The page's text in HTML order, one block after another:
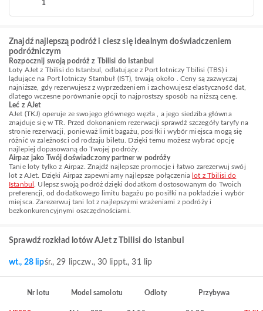
1
Znajdź najlepszą podróż i ciesz się idealnym doświadczeniem
podróżniczym
Rozpocznij swoją podróż z Tbilisi do Istanbul
Loty AJet z Tbilisi do Istanbul, odlatujące z Port lotniczy Tbilisi (TBS) i
lądujące na Port lotniczy Stambuł (IST), trwają około . Ceny są zazwyczaj
najniższe, gdy rezerwujesz z wyprzedzeniem i zachowujesz elastyczność dat,
dlatego wczesne porównanie opcji to najprostszy sposób na niższą cenę.
Leć z AJet
AJet (TKJ) operuje ze swojego głównego węzła , a jego siedziba główna
znajduje się w TR. Przed dokonaniem rezerwacji sprawdź szczegóły taryfy na
stronie rezerwacji, ponieważ limit bagażu, posiłki i wybór miejsca mogą się
różnić w zależności od rodzaju biletu. Dzięki temu możesz wybrać opcję
najlepiej dopasowaną do Twojej podróży.
Airpaz jako Twój doświadczony partner w podróży
Tanie loty tylko z Airpaz. Znajdź najlepsze promocje i łatwo zarezerwuj swój
lot z AJet. Dzięki Airpaz zapewniamy najlepsze połączenia lot z Tbilisi do
Istanbul
. Ulepsz swoją podróż dzięki dodatkom dostosowanym do Twoich
preferencji, od dodatkowego limitu bagażu po posiłki na pokładzie i wybór
miejsca. Zarezerwuj tani lot z najlepszymi wrażeniami z podróży i
bezkonkurencyjnymi oszczędnościami.
Sprawdź rozkład lotów AJet z Tbilisi do Istanbul
wt., 28 lipśr., 29 lipczw., 30 lippt., 31 lip
Nr lotu Model samolotu Odloty Przybywa